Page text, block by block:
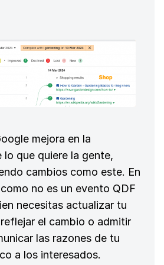
mejora en la
lo que quiere la gente,
cambios como este. En
no es un evento QDF
necesitas actualizar tu
el cambio o admitir
las razones de tu
a los interesados.